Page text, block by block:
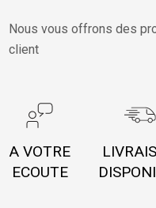
Nous vous offrons des
client
A VOTRE
ECOUTE